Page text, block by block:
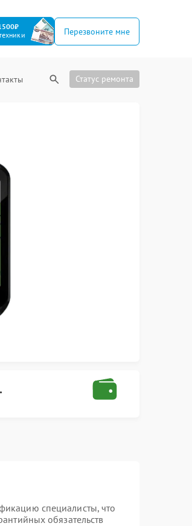
Перезвоните мне
Статус ремонта
специалисты, что
обязательств